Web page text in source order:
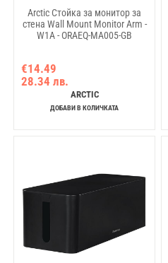
Arctic Стойка за монитор за
стена Wall Mount Monitor Arm -
W1A - ORAEQ-MA005-GB
€14.49
28.34 лв.
ARCTIC
ДОБАВИ В КОЛИЧКАТА